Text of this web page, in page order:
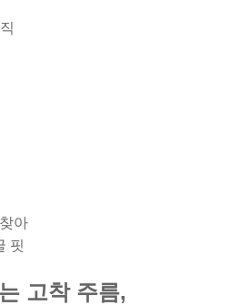
아
핏
고착 주름,